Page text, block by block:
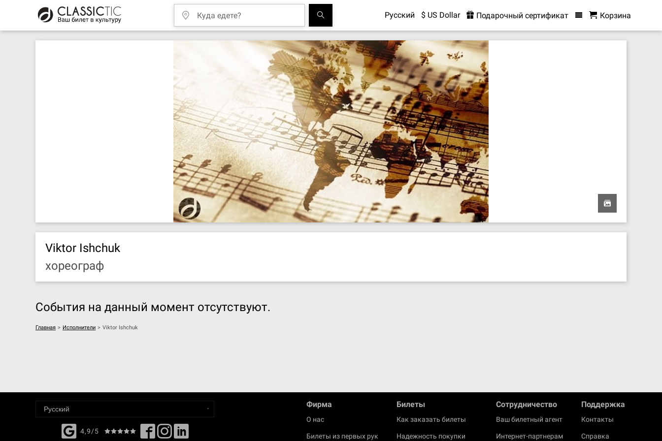
Русский $ US Dollar Подарочный сертификат Корзина
Viktor Ishchuk
хореограф
События на данный момент отсутствуют.
Главная > Исполнители > Viktor Ishchuk
4,9/5
Фирма
О нас
Билеты из первых рук
Билеты
Как заказать билеты
Надежность покупки
Cотрудничество
Ваш билетный агент
Интернет-партнерам
Поддержка
Контакты
Справка